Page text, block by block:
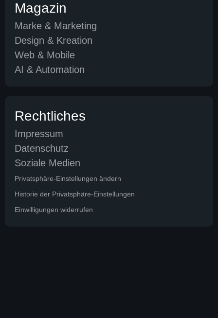
Magazin
Marke & Marketing
Design & Kreation
Web & Mobile
AI & Automation
Rechtliches
Impressum
Datenschutz
Soziale Medien
Privatsphäre-Einstellungen ändern
Historie der Privatsphäre-Einstellungen
Einwilligungen widerrufen